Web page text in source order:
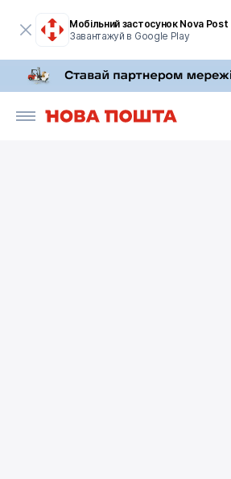
Мобільний застосунок Nova Post
Завантажуй в Google Play